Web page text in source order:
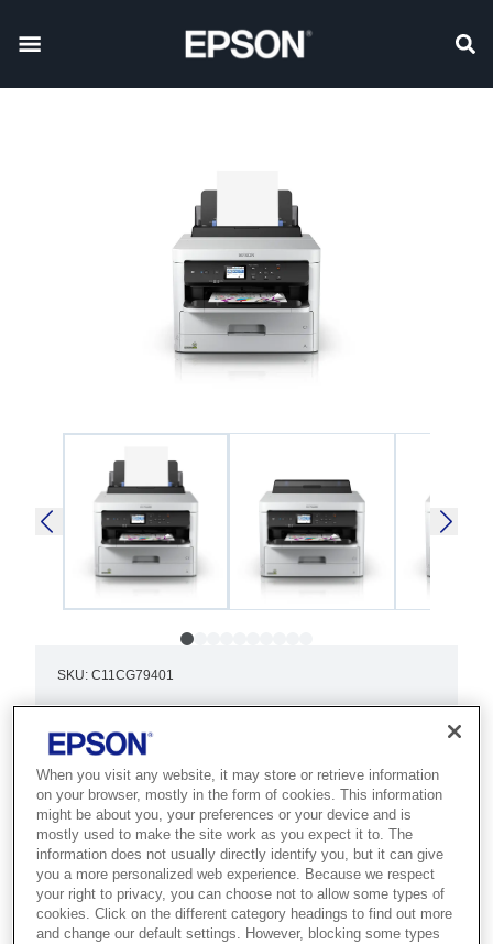
SKU: C11CG79401
WorkForce Pro WF-
C529RDW
Best for busy offices that need super-
high-yield colour printing with minimal
intervention and the lowest TCO.
Fast A4 printing
When you visit any website, it may store or retrieve information
on your browser, mostly in the form of cookies. This information
might be about you, your preferences or your device and is
mostly used to make the site work as you expect it to. The
information does not usually directly identify you, but it can give
you a more personalized web experience. Because we respect
your right to privacy, you can choose not to allow some types of
cookies. Click on the different category headings to find out more
and change our default settings. However, blocking some types